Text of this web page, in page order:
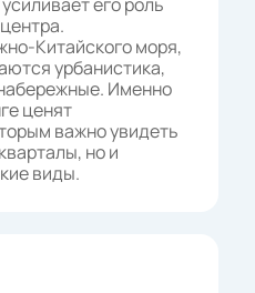
Китайского моря,
урбанистика,
Именно
ценят
важно увидеть
но и
виды.